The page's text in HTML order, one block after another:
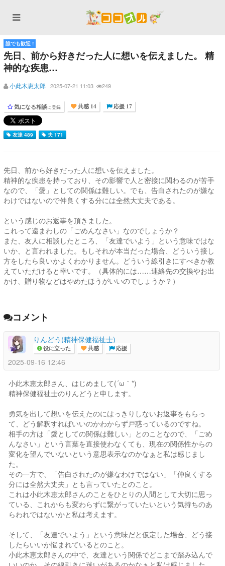
誰でも歓迎 !
先日、前から好きだった人に想いを伝えました。 精
神的な疾患…
小此木恵太郎 2025-07-21 11:03 249
気になる相談に登録 共感 14 応援 17
友達 489 夫 171
先日、前から好きだった人に想いを伝えました。
精神的な疾患を持っており、その影響で人と密接に関わるのが苦手
なので、「愛」としての関係は難しい。でも、告白されたのが嫌な
わけではないので仲良くする分には全然大丈夫である。
という感じのお返事を頂きました。
これって遠まわしの「ごめんなさい」なのでしょうか？
また、友人に相談したところ、「友達でいよう」という意味ではな
いか、と言われました。もしそれが本当だった場合、どういう接し
方をしたら良いかよくわかりません。どういう線引きにすべきか教
えていただけると幸いです。（具体的には……連絡先の交換やお出
かけ、贈り物などはやめたほうがいいのでしょうか？）
コメント
りんどう(精神保健福祉士)
役に立った 共感 応援
2025-09-16 12:46
小此木恵太郎さん、はじめまして(´ω｀*)
精神保健福祉士のりんどうと申します。
勇気を出して想いを伝えたのにはっきりしないお返事をもらっ
て、どう解釈すればいいのかわからず戸惑っているのですね。
相手の方は「愛としての関係は難しい」とのことなので、「ごめ
んなさい」という言葉を直接使わなくても、現在の関係性からの
変化を望んでいないという意思表示なのかなぁと私は感じまし
た。
その一方で、「告白されたのが嫌なわけではない」「仲良くする
分には全然大丈夫」とも言っていたとのこと。
これは小此木恵太郎さんのことをひとりの人間として大切に思っ
ている、これからも変わらずに繋がっていたいという気持ちのあ
らわれではないかと私は考えます。
そして、「友達でいよう」という意味だと仮定した場合、どう接
したらいいか悩まれているとのこと。
小此木恵太郎さんの中で、友達という関係でどこまで踏み込んで